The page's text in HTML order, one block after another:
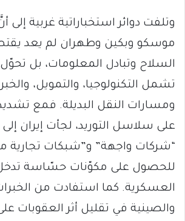
وتلفت دوائر استخباراتية غربية إلى
موسكو وبكين وطهران لم يعد
السلاح وتبادل المعلومات، بل
تشمل التكنولوجيا، والتمويل،
ومسارات النقل البديلة. فمع تشديد
على سلاسل التوريد، لجأت إيران
“شركات واجهة” و”شبكات تجارية
للحصول على مكوّنات حسّاسة
العسكرية. كما استفادت من
والصينية في تقليل أثر العقوبات